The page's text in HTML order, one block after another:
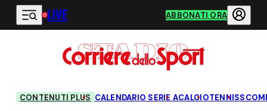
Vai al contenuto principale
LIVE ABBONATI ORA
CONTENUTI PLUS CALENDARIO SERIE ACALCIOTENNIS